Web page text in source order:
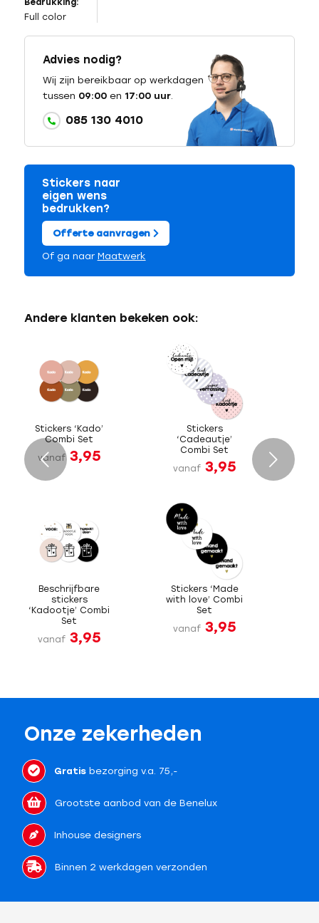
Bedrukking:
Full color
Advies nodig?
Wij zijn bereikbaar op werkdagen
tussen 09:00en 17:00 uur.
085 130 4010
Stickers naar
eigen wens
bedrukken?
Offerte aanvragen
Of ga naar Maatwerk
Andere klanten bekeken ook:
Stickers ‘Kado’
Combi Set
vanaf 3,95
Stickers
‘Cadeautje’
Combi Set
vanaf 3,95
Beschrijfbare
stickers
‘Kadootje’ Combi
Set
vanaf 3,95
Stickers ‘Made
with love’ Combi
Set
vanaf 3,95
Volgende
Onze zekerheden
Gratisbezorging v.a. 75,-
Grootste aanbod van de Benelux
Inhouse designers
Binnen 2 werkdagen verzonden